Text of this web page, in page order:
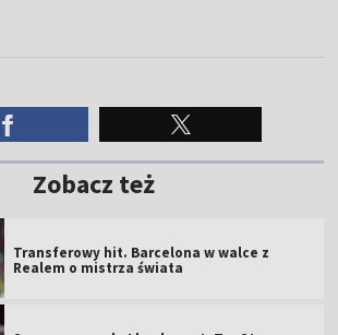
Zobacz też
Transferowy hit. Barcelona w walce z
Realem o mistrza świata